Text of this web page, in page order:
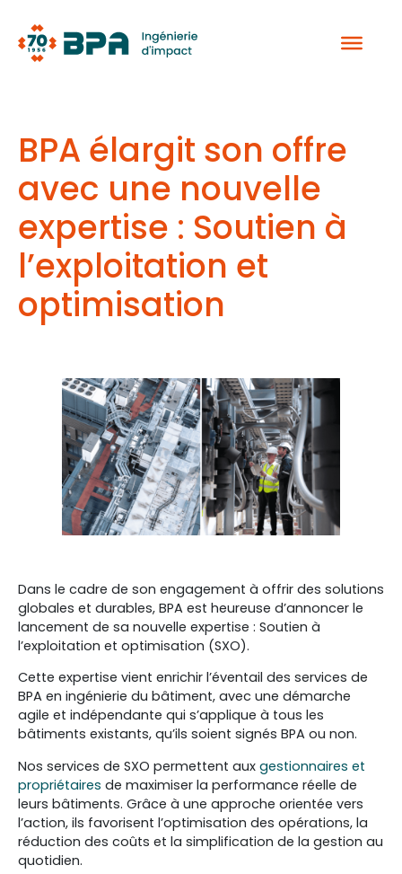
contenu
BPA élargit son offre
avec une nouvelle
expertise : Soutien à
l’exploitation et
optimisation
Dans le cadre de son engagement à offrir des solutions
globales et durables, BPA est heureuse d’annoncer le
lancement de sa nouvelle expertise : Soutien à
l’exploitation et optimisation (SXO).
Cette expertise vient enrichir l’éventail des services de
BPA en ingénierie du bâtiment, avec une démarche
agile et indépendante qui s’applique à tous les
bâtiments existants, qu’ils soient signés BPA ou non.
Nos services de SXO permettent aux gestionnaires et
propriétaires de maximiser la performance réelle de
leurs bâtiments. Grâce à une approche orientée vers
l’action, ils favorisent l’optimisation des opérations, la
réduction des coûts et la simplification de la gestion au
quotidien.